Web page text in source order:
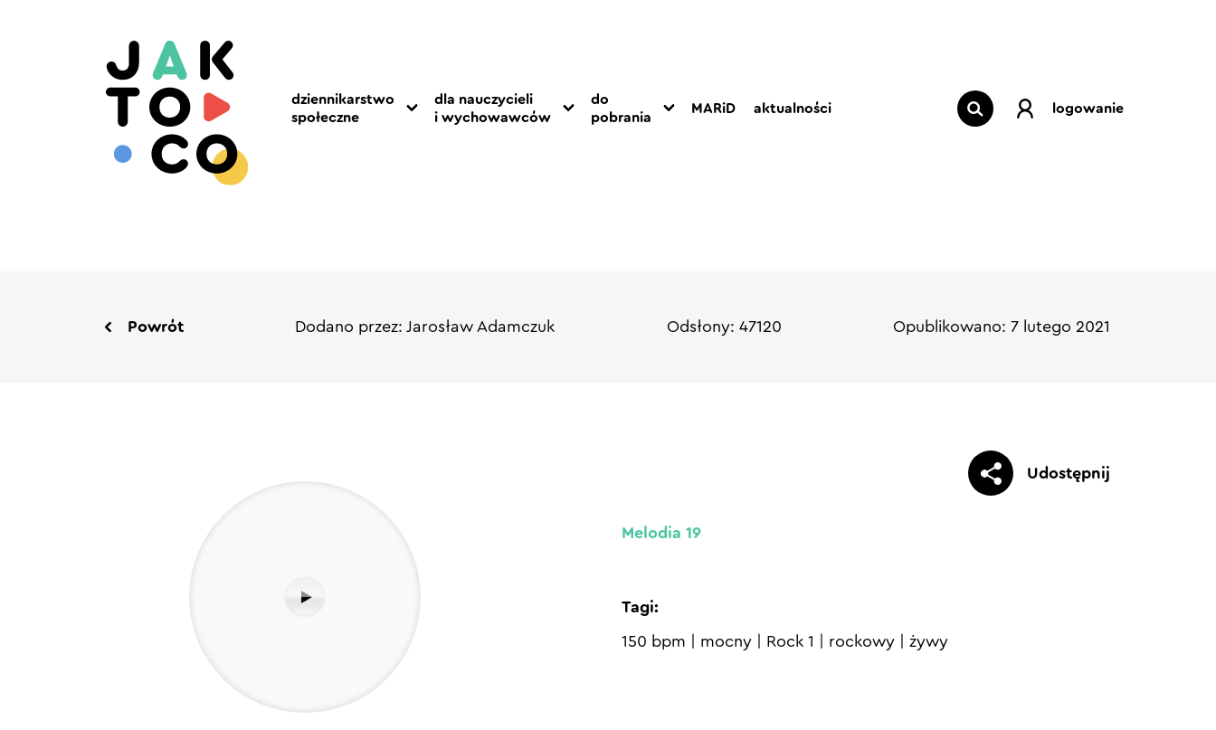
dziennikarstwo
społeczne
dla nauczycieli
i wychowawców
do
pobrania
MARiD aktualności logowanie
Powrót Dodano przez: Jarosław Adamczuk Odsłony: 47120 Opublikowano: 7 lutego 2021
Udostępnij
Melodia 19
Tagi:
150 bpm mocny Rock 1 rockowy żywy